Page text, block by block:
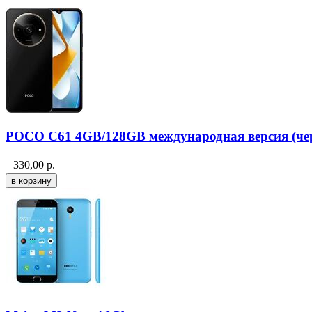
POCO C61 4GB/128GB международная версия
330,00 р.